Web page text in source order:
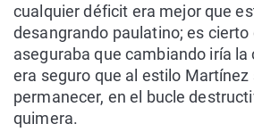
cualquier déficit era mejor que
desangrando paulatino; es cierto
aseguraba que cambiando iría la
era seguro que al estilo Martínez
permanecer, en el bucle
quimera.